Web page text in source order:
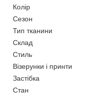
Колір
Сезон
Тип тканини
Склад
Стиль
Візерунки і принти
Застібка
Стан